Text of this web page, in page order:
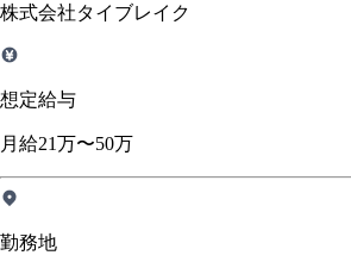
株式会社タイブレイク
想定給与
月給21万〜50万
勤務地